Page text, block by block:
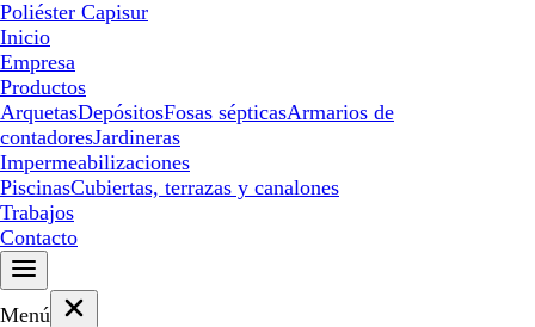
Poliéster Capisur
Inicio
Empresa
Productos
ArquetasDepósitosFosas sépticasArmarios de
contadoresJardineras
Impermeabilizaciones
PiscinasCubiertas, terrazas y canalones
Trabajos
Contacto
Menú